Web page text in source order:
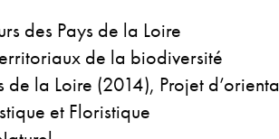
des Pays de la Loire
de la biodiversité
de la Loire (2014), Projet
et Floristique